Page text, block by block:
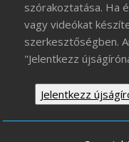
szórakoztatása. Ha
vagy videókat
szerkesztőségben.
"Jelentkezz
Jelentkezz